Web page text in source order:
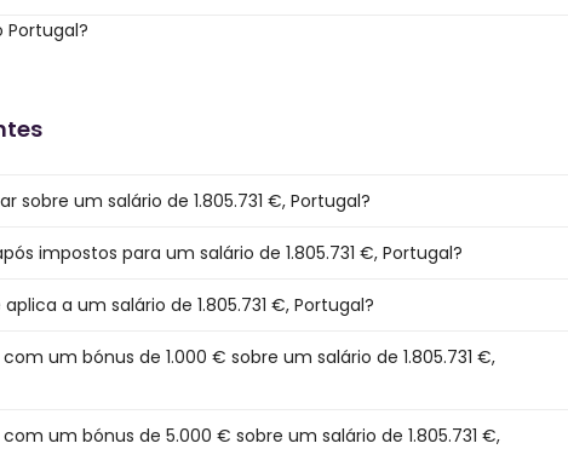
Portugal?
sobre um salário de 1.805.731 €, Portugal?
impostos para um salário de 1.805.731 €, Portugal?
a um salário de 1.805.731 €, Portugal?
um bónus de 1.000 € sobre um salário de 1.805.731 €,
um bónus de 5.000 € sobre um salário de 1.805.731 €,